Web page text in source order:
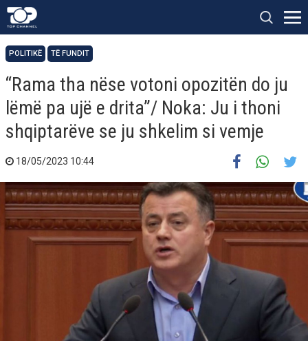
POLITIKË TË FUNDIT
“Rama tha nëse votoni opozitën do ju
lëmë pa ujë e drita”/ Noka: Ju i thoni
shqiptarëve se ju shkelim si vemje
18/05/2023 10:44